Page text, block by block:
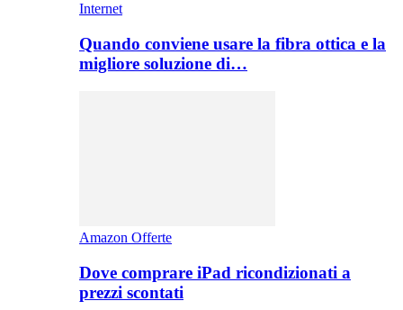
Internet
Quando conviene usare la fibra ottica e la
migliore soluzione di…
Amazon Offerte
Dove comprare iPad ricondizionati a
prezzi scontati